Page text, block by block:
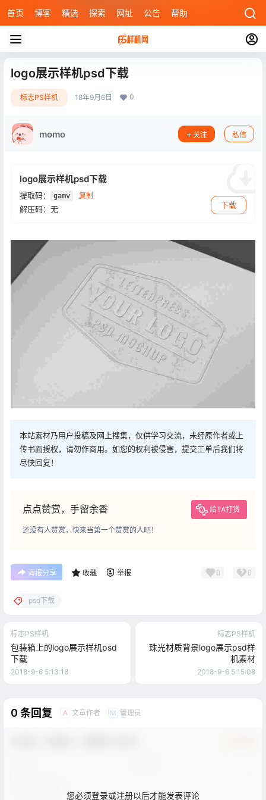
首页 博客 精选 探索 网址 公告 帮助
logo展示样机psd下载
标志PS样机 18年9月6日 0
momo 关注 私信
logo展示样机psd下载
提取码： gamv 复制
解压码：无 下载
本站素材乃用户投稿及网上搜集，仅供学习交流，未经原作者或上
传书面授权，请勿作商用。如您的权利被侵害，提交工单后我们将
尽快回复！
点点赞赏，手留余香 给TA打赏
还没有人赞赏，快来当第一个赞赏的人吧！
海报分享 收藏 举报 0 0
psd下载
标志PS样机
包装箱上的logo展示样机psd
下载
2018-9-6 5:13:18
标志PS样机
珠光材质背景logo展示psd样
机素材
2018-9-6 5:15:08
0 条回复 A 文章作者 M 管理员
您必须登录或注册以后才能发表评论